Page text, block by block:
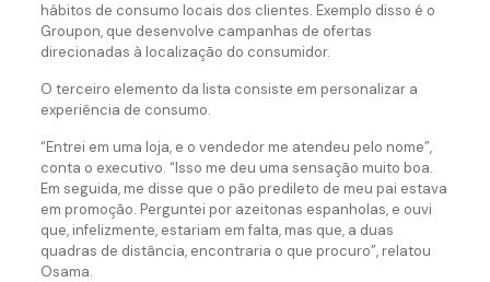
hábitos de consumo locais dos clientes. Exemplo disso é o
Groupon, que desenvolve campanhas de ofertas
direcionadas à localização do consumidor.
O terceiro elemento da lista consiste em personalizar a
experiência de consumo.
“Entrei em uma loja, e o vendedor me atendeu pelo nome”,
conta o executivo. “Isso me deu uma sensação muito boa.
Em seguida, me disse que o pão predileto de meu pai estava
em promoção. Perguntei por azeitonas espanholas, e ouvi
que, infelizmente, estariam em falta, mas que, a duas
quadras de distância, encontraria o que procuro”, relatou
Osama.